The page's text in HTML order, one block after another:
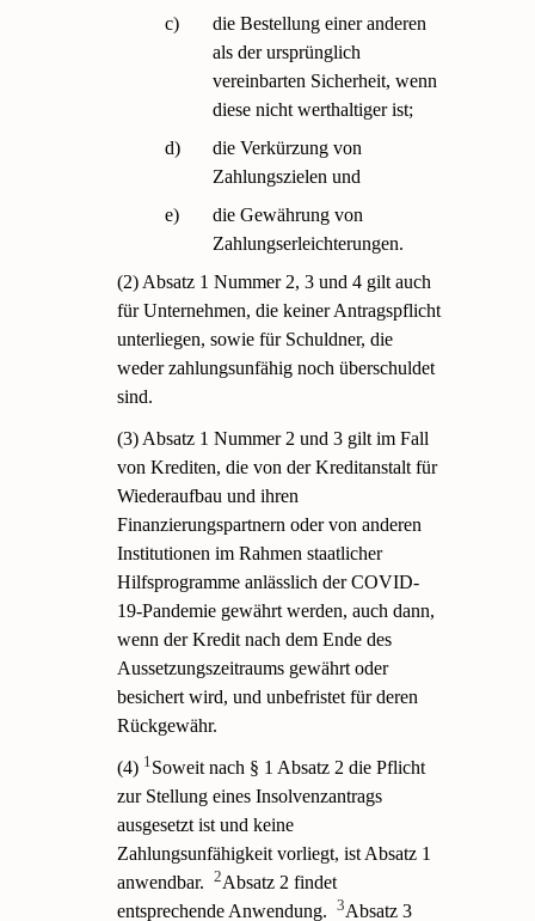
c)
die Bestellung einer anderen
als der ursprünglich
vereinbarten Sicherheit, wenn
diese nicht werthaltiger ist;
d)
die Verkürzung von
Zahlungszielen und
e)
die Gewährung von
Zahlungserleichterungen.
(2) Absatz 1 Nummer 2, 3 und 4 gilt auch
für Unternehmen, die keiner Antragspflicht
unterliegen, sowie für Schuldner, die
weder zahlungsunfähig noch überschuldet
sind.
(3) Absatz 1 Nummer 2 und 3 gilt im Fall
von Krediten, die von der Kreditanstalt für
Wiederaufbau und ihren
Finanzierungspartnern oder von anderen
Institutionen im Rahmen staatlicher
Hilfsprogramme anlässlich der COVID-
19-Pandemie gewährt werden, auch dann,
wenn der Kredit nach dem Ende des
Aussetzungszeitraums gewährt oder
besichert wird, und unbefristet für deren
Rückgewähr.
(4) 1 Soweit nach § 1 Absatz 2 die Pflicht
zur Stellung eines Insolvenzantrags
ausgesetzt ist und keine
Zahlungsunfähigkeit vorliegt, ist Absatz 1
anwendbar.
2Absatz 2 findet
entsprechende Anwendung.
3Absatz 3